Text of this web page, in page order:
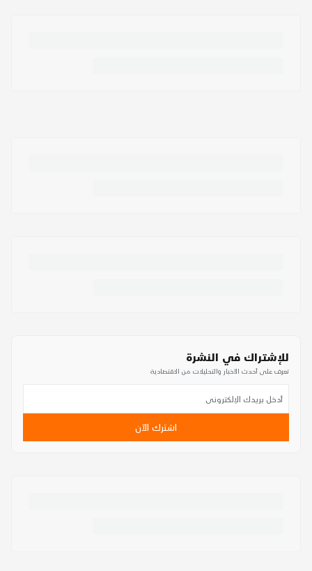
للإشتراك في النشرة
تعرف على أحدث الأخبار والتحليلات من الاقتصادية
اشترك الآن